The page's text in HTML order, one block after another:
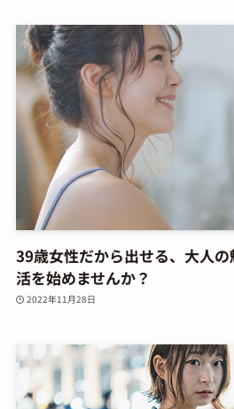
39歳女性だから出せる、大人
活を始めませんか？
2022年11月28日